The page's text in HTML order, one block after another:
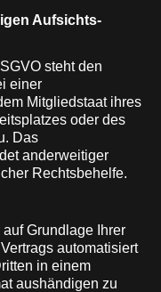
Aufsichts­
steht den
einer
Mitgliedstaat ihres
oder des
Das
anderweitiger
Rechtsbehelfe.
Grundlage Ihrer
automatisiert
in einem
aushändigen zu